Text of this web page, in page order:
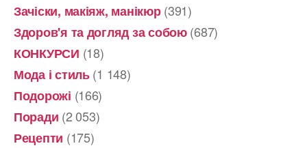
Зачіски, макіяж, манікюр(391)
Здоров'я та догляд за собою(687)
КОНКУРСИ (18)
Мода і стиль(1 148)
Подорожі (166)
Поради (2 053)
Рецепти (175)